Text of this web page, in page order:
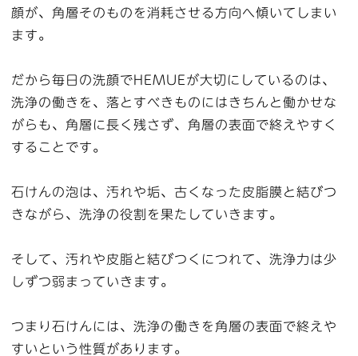
顔が、角層そのものを消耗させる方向へ傾いてしまい
ます。
だから毎日の洗顔でHEMUEが大切にしているのは、
洗浄の働きを、落とすべきものにはきちんと働かせな
がらも、角層に長く残さず、角層の表面で終えやすく
することです。
石けんの泡は、汚れや垢、古くなった皮脂膜と結びつ
きながら、洗浄の役割を果たしていきます。
そして、汚れや皮脂と結びつくにつれて、洗浄力は少
しずつ弱まっていきます。
つまり石けんには、洗浄の働きを角層の表面で終えや
すいという性質があります。